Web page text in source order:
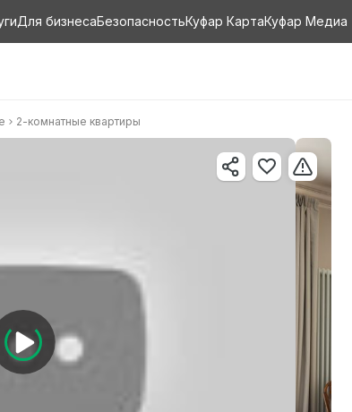
Для бизнесаБезопасностьКуфар КартаКуфар Медиа
2-комнатные квартиры